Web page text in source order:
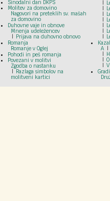
Sinodalni dan DKPS
Molitev za domovino
Nagovori na preteklih sv. mašah
za domovino
Duhovne vaje in obnove
Mnenja udeležencev
Prijava na duhovno obnovo
Romanja
Romanje v Oglej
Pohodi in peš romanja
Povezani v molitvi
Zgodba o nastanku
Razlaga simbolov na
molitveni kartici
A
H
O
V